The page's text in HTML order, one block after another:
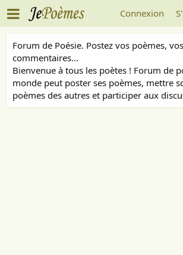
Connexion
Forum de Poésie. Postez vos poèmes, vos
commentaires...
Bienvenue à tous les poètes ! Forum de
monde peut poster ses poèmes, mettre
poèmes des autres et participer aux